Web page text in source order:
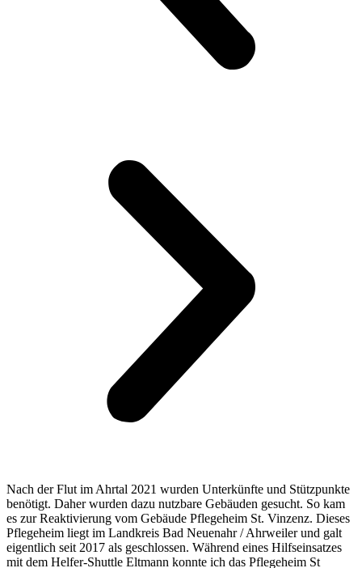
Nach der Flut im Ahrtal 2021 wurden Unterkünfte und Stützpunkte
benötigt. Daher wurden dazu nutzbare Gebäuden gesucht. So kam
es zur Reaktivierung vom Gebäude Pflegeheim St. Vinzenz. Dieses
Pflegeheim liegt im Landkreis Bad Neuenahr / Ahrweiler und galt
eigentlich seit 2017 als geschlossen. Während eines Hilfseinsatzes
mit dem Helfer-Shuttle Eltmann konnte ich das Pflegeheim St